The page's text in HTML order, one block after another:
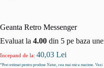
Geanta Retro Messenger
Evaluat la 4.00 din 5 pe baza
Incepand de la: 40,03 Lei
*Pret estimat pentru produse Natur, cea mai mica marime. Vezi